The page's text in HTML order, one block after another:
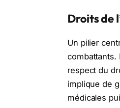
Droits de
Un pilier
combattants.
respect du
implique de
médicales